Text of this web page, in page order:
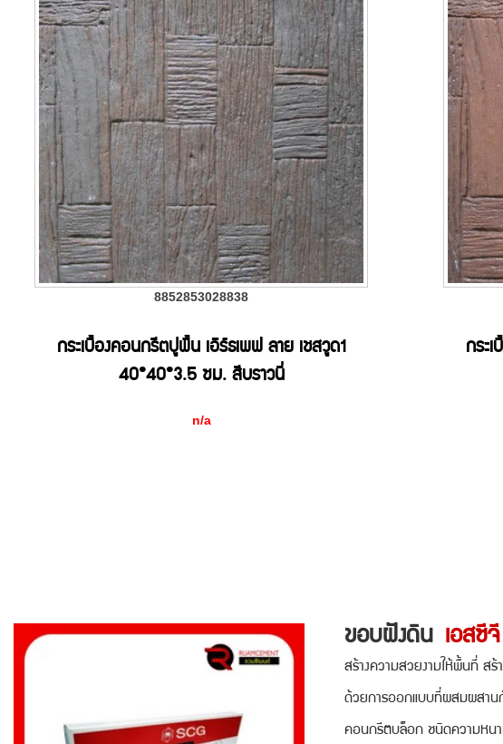
8852853028838
กระเบื้องคอนกรีตปูพื้น เอิร์ธเพฟ ลาย เชสวูด1
40*40*3.5 ซม. สีบราวนี่
n/a
กระ
ขอบฝังดิน เอสซีจี
สร้างความสวยงามให้พื้นที่ สร้าง
ด้วยการออกแบบที่ผสมผสานกั
คอนกรีตบล็อก ชนิดความหนาชั้